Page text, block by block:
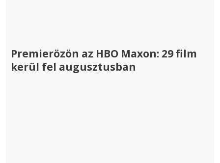
Premierözön az HBO Maxon: 29 film
kerül fel augusztusban